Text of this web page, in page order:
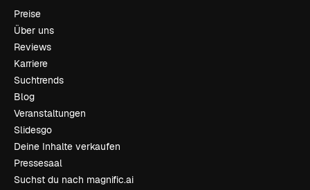
Preise
Über uns
Reviews
Karriere
Suchtrends
Blog
Veranstaltungen
Slidesgo
Deine Inhalte verkaufen
Pressesaal
Suchst du nach magnific.ai